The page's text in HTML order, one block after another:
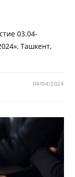
03.04-
Ташкент,
04/04/2024